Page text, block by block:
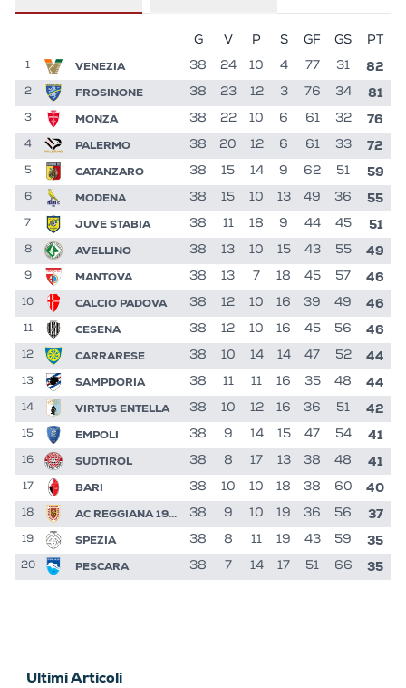
G V P S GF GS PT
1 VENEZIA 38 24 10 4 77 31 82
2 FROSINONE 38 23 12 3 76 34 81
3 MONZA 38 22 10 6 61 32 76
4 PALERMO 38 20 12 6 61 33 72
5 CATANZARO 38 15 14 9 62 51 59
6 MODENA 38 15 10 13 49 36 55
7 JUVE STABIA 38 11 18 9 44 45 51
8 AVELLINO 38 13 10 15 43 55 49
9 MANTOVA 38 13 7 18 45 57 46
10 CALCIO PADOVA 38 12 10 16 39 49 46
11 CESENA 38 12 10 16 45 56 46
12 CARRARESE 38 10 14 14 47 52 44
13 SAMPDORIA 38 11 11 16 35 48 44
14 VIRTUS ENTELLA 38 10 12 16 36 51 42
15 EMPOLI 38 9 14 15 47 54 41
16 SUDTIROL 38 8 17 13 38 48 41
17 BARI 38 10 10 18 38 60 40
18 AC REGGIANA 1919 38 9 10 19 36 56 37
19 SPEZIA 38 8 11 19 43 59 35
20 PESCARA 38 7 14 17 51 66 35
Ultimi Articoli